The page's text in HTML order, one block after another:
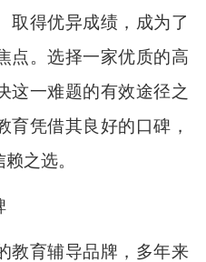
取得优异成绩，成为了
点。选择一家优质的高
这一难题的有效途径之
育凭借其良好的口碑，
之选。
教育辅导品牌，多年来